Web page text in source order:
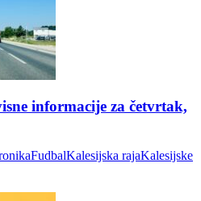
informacije za četvrtak,
FudbalKalesijska rajaKalesijske